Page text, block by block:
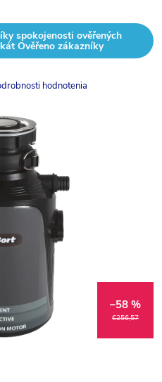
spokojenosti ověřených
Ověřeno zákazníky
hodnotenia
€256,57
–58 %